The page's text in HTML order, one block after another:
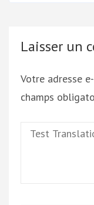
Laisser un
Votre adresse
champs
Test